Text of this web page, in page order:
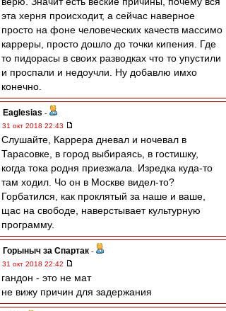
эта херня происходит, а сейчас наверное
просто на фоне человеческих качеств массимо
карреры, просто дошло до точки кипения. Где
то пидорасы в своих разводках что то упустили
и проспали и недоучли. Ну добавлю имхо
конечно.
Eaglesias -
31 окт 2018 22:43
Слушайте, Каррера дневал и ночевал в
Тарасовке, в город выбираясь, в гостишку,
когда тока родня приезжала. Изредка куда-то
там ходил. Чо он в Москве видел-то?
Горбатился, как проклятый за наше и ваше,
щас на свободе, наверстывает культурную
программу.
Горыныч за Спартак -
31 окт 2018 22:42
гандон - это не мат
не вижу причин для задержания